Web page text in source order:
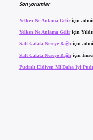
Son yorumlar
Yelken Ne Anlama Geliriçin
Yelken Ne Anlama Geliriçin
Salt Galata Nereye Bağlıiçin
Salt Galata Nereye Bağlı için
Pudralı Eldiven Mi Daha Iyi